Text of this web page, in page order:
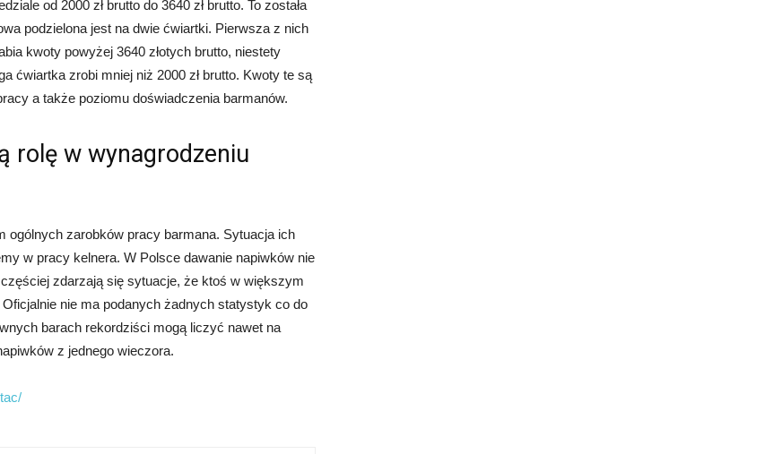
od 2000 zł brutto do 3640 zł brutto. To została
podzielona jest na dwie ćwiartki. Pierwsza z nich
kwoty powyżej 3640 złotych brutto, niestety
ćwiartka zrobi mniej niż 2000 zł brutto. Kwoty te są
a także poziomu doświadczenia barmanów.
rolę w wynagrodzeniu
ogólnych zarobków pracy barmana. Sytuacja ich
w pracy kelnera. W Polsce dawanie napiwków nie
zdarzają się sytuacje, że ktoś w większym
nie ma podanych żadnych statystyk co do
barach rekordziści mogą liczyć nawet na
z jednego wieczora.